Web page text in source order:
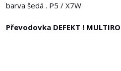
barva šedá . P5 / X7W
Převodovka DEFEKT !